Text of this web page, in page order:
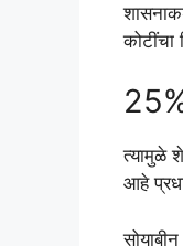
त्यामुळे
आहे